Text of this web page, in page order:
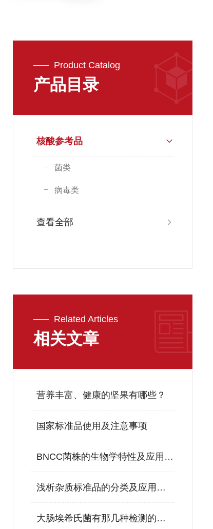
Product Catalog
产品目录
核酸参考品
菌类
病毒类
查看全部
Related Articles
相关文章
营养丰富、健康的坚果有哪些？
国家标准品使用及注意事项
BNCC菌株的生物学特性及应用领域
浅析杂质标准品的分类及应用范围
大肠埃希氏菌有那几种检测的方法